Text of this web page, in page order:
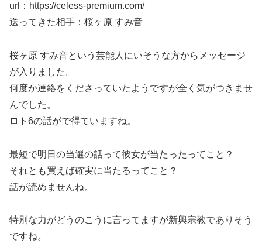
url：https://celess-premium.com/
送ってきた相手：桜ヶ原 すみ音
桜ヶ原 すみ音という芸能人にいそうな方からメッセージ
が入りました。
何度か連絡をくださっていたようですが全く気がつきませ
んでした。
ロト6の話がで得ていますね。
最短で明日の当選の話って彼女が当たったってこと？
それとも買えば確実に当たるってこと？
話が読めませんね。
特別な力がどうのこうに言ってますが新興宗教でありそう
ですね。